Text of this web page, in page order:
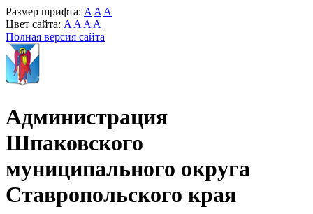
Размер шрифта: A A A
Цвет сайта: A A A A
Полная версия сайта
Администрация
Шпаковского
муниципального округа
Ставропольского края